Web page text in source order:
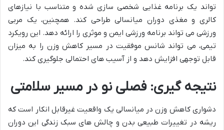
تواند یک برنامه غذایی شخصی سازی شده و متناسب با نیازهای
کالری و مغذی دوران میانسالی طراحی کند. همچنین، یک مربی
ورزشی می تواند برنامه ورزشی ایمن و موثری را ارائه دهد. این رویکرد
تیمی، می تواند شانس موفقیت در مسیر کاهش وزن را به میزان
قابل توجهی افزایش دهد و از آسیب های احتمالی جلوگیری کند.
نتیجه گیری: فصلی نو در مسیر سلامتی
دشواری کاهش وزن در میانسالی یک واقعیت غیرقابل انکار است که
ریشه در تغییرات طبیعی بدن و چالش های سبک زندگی این دوران